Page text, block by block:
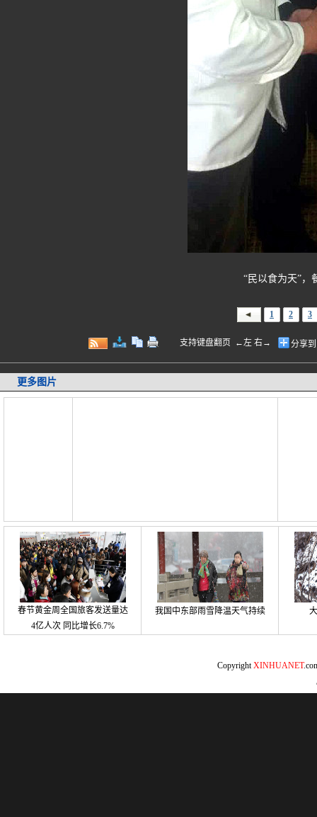
“民以食为天”，
1 2 3
支持键盘翻页 ←左 右→ 分享
更多图片
春节黄金周全国旅客发送量达
4亿人次 同比增长6.7%
我国中东部雨雪降温天气持续
CopyrightXINHUANET